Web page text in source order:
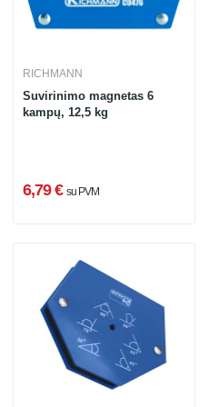
RICHMANN
Suvirinimo magnetas 6
kampų, 12,5 kg
6,79 € su PVM